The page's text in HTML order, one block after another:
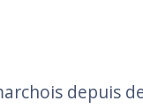
depuis